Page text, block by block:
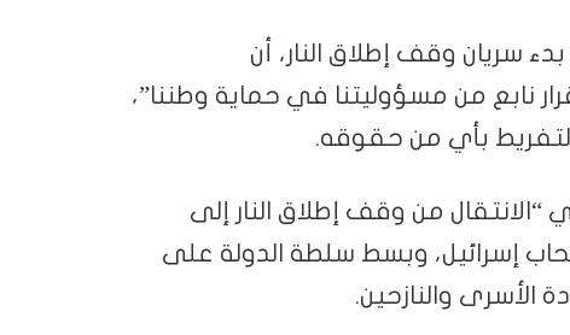
سريان وقف إطلاق النار، أن
نابع من مسؤوليتنا في حماية وطننا”،
بأي من حقوقه.
من وقف إطلاق النار إلى
إسرائيل، وبسط سلطة الدولة على
الأسرى والنازحين.